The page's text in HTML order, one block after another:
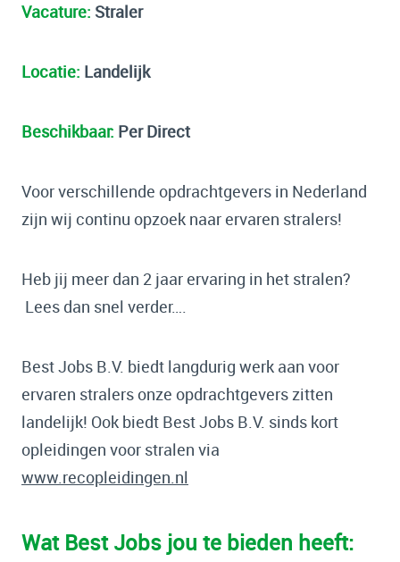
Vacature: Straler
Locatie: Landelijk
Beschikbaar: Per Direct
Voor verschillende opdrachtgevers in Nederland
zijn wij continu opzoek naar ervaren stralers!
Heb jij meer dan 2 jaar ervaring in het stralen?
Lees dan snel verder….
Best Jobs B.V. biedt langdurig werk aan voor
ervaren stralers onze opdrachtgevers zitten
landelijk! Ook biedt Best Jobs B.V. sinds kort
opleidingen voor stralen via
www.recopleidingen.nl
Wat Best Jobs jou te bieden heeft: